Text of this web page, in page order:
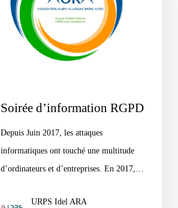
Soirée d’information RGPD
Depuis Juin 2017, les attaques
informatiques ont touché une multitude
d’ordinateurs et d’entreprises. En 2017,…
URPS Idel ARA